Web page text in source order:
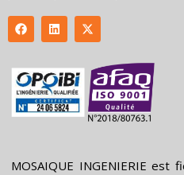
F
a
e
b
o
L
i
k
e
d
X
-
w
t
MOSAIQUE INGENIERIE est